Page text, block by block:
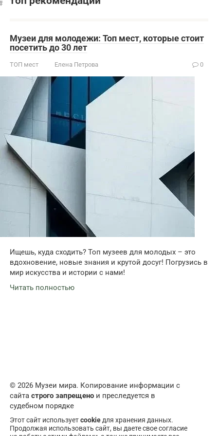
Музеи для молодежи: Топ мест, которые стоит
посетить до 30 лет
ТОП мест Елена Петрова 0
Ищешь, куда сходить? Топ музеев для молодых – это
вдохновение, новые знания и крутой досуг! Погрузись в
мир искусства и истории с нами!
Читать полностью
© 2026 Музеи мира. Копирование информации с
сайта строго запрещено и преследуется в
судебном порядке
Этот сайт используетcookie для хранения данных.
Продолжая использовать сайт, вы даете свое согласие